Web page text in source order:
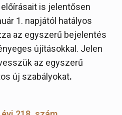
is jelentősen
1. napjától hatályos
az egyszerű bejelentés
újításokkal. Jelen
az egyszerű
új szabályokat.